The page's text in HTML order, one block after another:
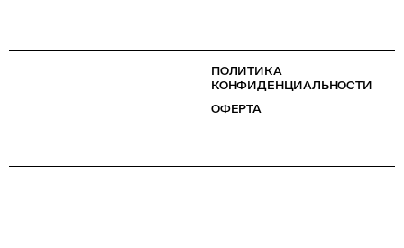
ПОЛИТИКА
КОНФИДЕНЦИАЛЬНОСТИ
ОФЕРТА